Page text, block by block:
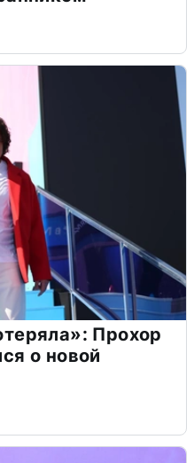
Прохор
о новой